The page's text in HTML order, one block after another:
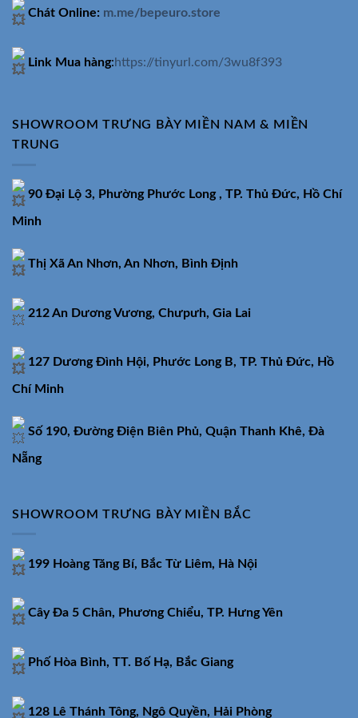
Chát Online: m.me/bepeuro.store
Link Mua hàng:https://tinyurl.com/3wu8f393
SHOWROOM TRƯNG BÀY MIỀN NAM & MIỀN
TRUNG
90 Đại Lộ 3, Phường Phước Long , TP. Thủ Đức, Hồ Chí
Minh
Thị Xã An Nhơn, An Nhơn, Bình Định
212 An Dương Vương, Chưpưh, Gia Lai
127 Dương Đình Hội, Phước Long B, TP. Thủ Đức, Hồ
Chí Minh
Số 190, Đường Điện Biên Phủ, Quận Thanh Khê, Đà
Nẵng
SHOWROOM TRƯNG BÀY MIỀN BẮC
199 Hoàng Tăng Bí, Bắc Từ Liêm, Hà Nội
Cây Đa 5 Chân, Phương Chiểu, TP. Hưng Yên
Phố Hòa Bình, TT. Bố Hạ, Bắc Giang
128 Lê Thánh Tông, Ngô Quyền, Hải Phòng